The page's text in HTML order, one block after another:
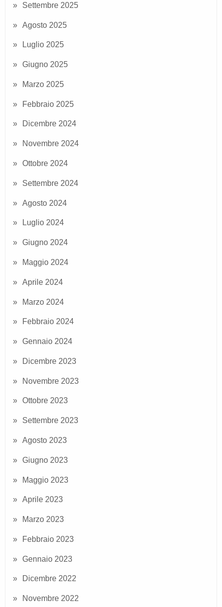
Settembre 2025
Agosto 2025
Luglio 2025
Giugno 2025
Marzo 2025
Febbraio 2025
Dicembre 2024
Novembre 2024
Ottobre 2024
Settembre 2024
Agosto 2024
Luglio 2024
Giugno 2024
Maggio 2024
Aprile 2024
Marzo 2024
Febbraio 2024
Gennaio 2024
Dicembre 2023
Novembre 2023
Ottobre 2023
Settembre 2023
Agosto 2023
Giugno 2023
Maggio 2023
Aprile 2023
Marzo 2023
Febbraio 2023
Gennaio 2023
Dicembre 2022
Novembre 2022